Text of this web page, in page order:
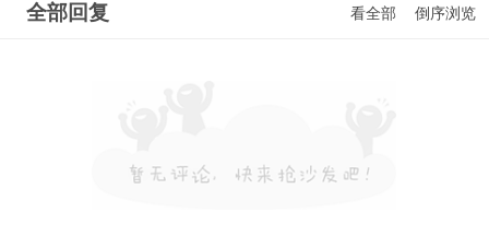
全部回复 看全部 倒序浏览